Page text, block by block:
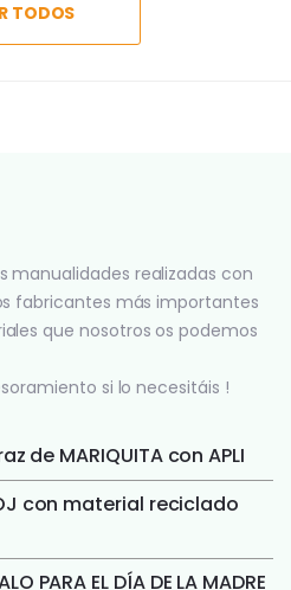
TODOS
manualidades realizadas con
fabricantes más importantes
que nosotros os podemos
si lo necesitáis !
de MARIQUITA con APLI
con material reciclado
PARA EL DÍA DE LA MADRE